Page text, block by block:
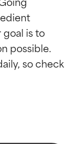
is to
possible.
so check